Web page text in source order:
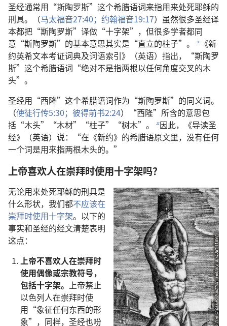
圣经通常用“斯陶罗斯”这个希腊语词来指用来处死耶稣的
刑具。（马太福音27:40； 约翰福音19:17）虽然很多圣经译
本都把“斯陶罗斯”译做“十字架”，但很多学者都同
意“斯陶罗斯”的基本意思其实是“直立的柱子”。
a 《新
约英希文本考证词典及词语索引》（英语）指出，“斯陶罗
斯”这个希腊语词“绝对不是指两根以任何角度交叉的木
头”。
圣经用“西隆”这个希腊语词作为“斯陶罗斯”的同义词。
（使徒行传5:30； 彼得前书2:24）“西隆”所含的意思包
括“木头”“木材”“柱子”“树木”。
b因此，《导读圣
经》（英语）说：“在《新约》的希腊语原文里，没有任何
一个词是用来指两根木头的。”
上帝喜欢人在崇拜时使用十字架吗？
无论用来处死耶稣的刑具是
什么形状，我们都不应该在
崇拜时使用十字架。以下的
事实和圣经的经文清楚表明
这点：
上帝不喜欢人在崇拜时
使用偶像或宗教符号，
包括十字架。 上帝禁止
以色列人在崇拜时使
用“象征任何东西的形
象”，同样，圣经也吩